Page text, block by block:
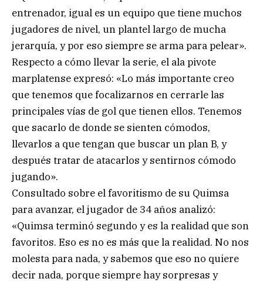
entrenador, igual es un equipo que tiene muchos
jugadores de nivel, un plantel largo de mucha
jerarquía, y por eso siempre se arma para pelear».
Respecto a cómo llevar la serie, el ala pivote
marplatense expresó: «Lo más importante creo
que tenemos que focalizarnos en cerrarle las
principales vías de gol que tienen ellos. Tenemos
que sacarlo de donde se sienten cómodos,
llevarlos a que tengan que buscar un plan B, y
después tratar de atacarlos y sentirnos cómodo
jugando».
Consultado sobre el favoritismo de su Quimsa
para avanzar, el jugador de 34 años analizó:
«Quimsa terminó segundo y es la realidad que son
favoritos. Eso es no es más que la realidad. No nos
molesta para nada, y sabemos que eso no quiere
decir nada, porque siempre hay sorpresas y